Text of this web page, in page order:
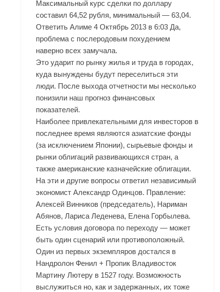
Максимальный курс сделки по доллару
составил 64,52 рубля, минимальный — 63,04.
Ответить Алиме 4 Октябрь 2013 в 6:03 Да,
проблема с послеродовым похудением
наверно всех замучала.
Это ударит по рынку жилья и труда в городах,
куда вынуждены будут переселиться эти
люди. После выхода отчетности мы несколько
понизили наш прогноз финансовых
показателей.
Наиболее привлекательными для инвесторов в
последнее время являются азиатские фонды
(за исключением Японии), сырьевые фонды и
рынки облигаций развивающихся стран, а
также американские казначейские облигации.
На эти и другие вопросы ответил независимый
экономист Александр Одинцов. Правление:
Алексей Винников (председатель), Нариман
Абянов, Лариса Леденева, Елена Горбылева.
Есть условия договора по переходу — может
быть один сценарий или противоположный.
Один из первых экземпляров достался в
Нандролон Фенил + Пропик Владивосток
Мартину Лютеру в 1527 году. Возможность
выслужиться но, как и задержанных, их тоже